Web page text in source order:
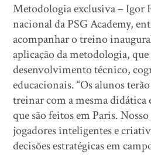
Metodologia exclusiva – Igor
nacional da PSG Academy,
acompanhar o treino
aplicação da metodologia,
desenvolvimento técnico,
educacionais. “Os alunos
treinar com a mesma didática
que são feitos em Paris.
jogadores inteligentes e
decisões estratégicas em